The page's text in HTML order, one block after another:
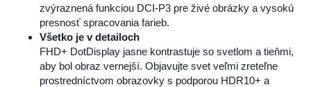
zvýraznená funkciou DCI-P3 pre živé obrázky a vysokú
presnosť spracovania farieb.
Všetko je v detailoch
FHD+ DotDisplay jasne kontrastuje so svetlom a tieňmi,
aby bol obraz vernejší. Objavujte svet veľmi zreteľne
prostredníctvom obrazovky s podporou HDR10+ a